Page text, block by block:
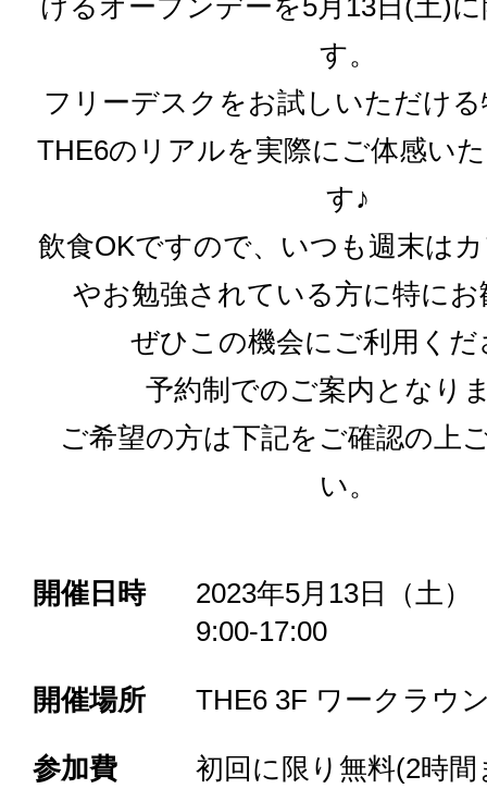
けるオープンデーを5月13日(土)
す。
フリーデスクをお試しいただけ
THE6のリアルを実際にご体感い
す♪
飲食OKですので、いつも週末は
やお勉強されている方に特に
ぜひこの機会にご利用くだ
予約制でのご案内となり
ご希望の方は下記をご確認の上
い。
開催日時
2023年5月13日（土）
9:00-17:00
開催場所 THE6 3F ワークラウ
参加費
初回に限り無料(2時間